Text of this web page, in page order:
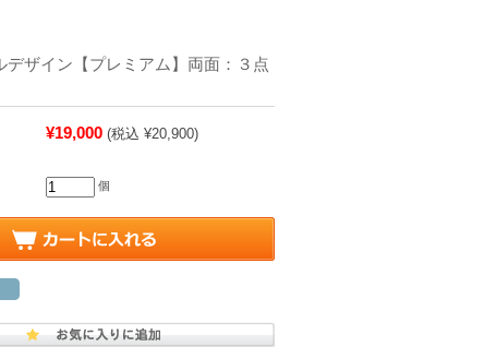
デザイン【プレミアム】両面：３点
¥19,000 (税込 ¥20,900)
個